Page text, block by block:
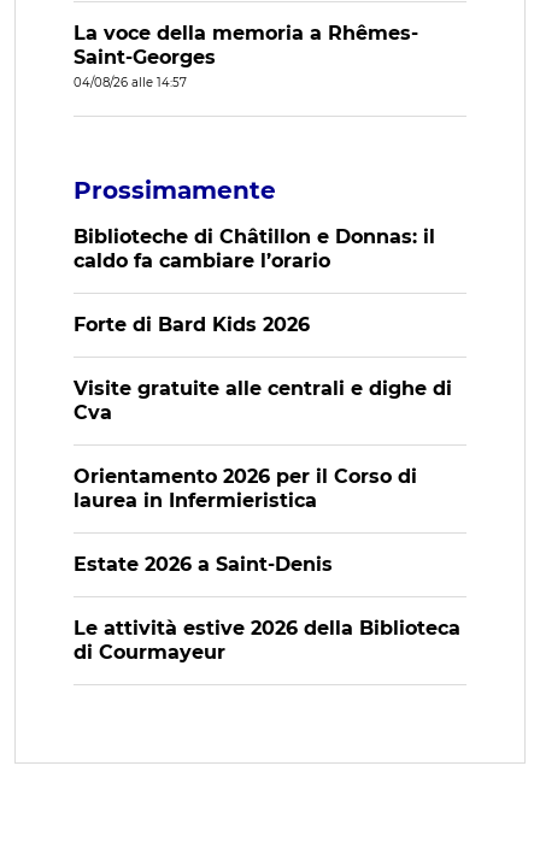
La voce della memoria a Rhêmes-
Saint-Georges
04/08/26 alle 14:57
Prossimamente
Biblioteche di Châtillon e Donnas: il
caldo fa cambiare l’orario
Forte di Bard Kids 2026
Visite gratuite alle centrali e dighe di
Cva
Orientamento 2026 per il Corso di
laurea in Infermieristica
Estate 2026 a Saint-Denis
Le attività estive 2026 della Biblioteca
di Courmayeur